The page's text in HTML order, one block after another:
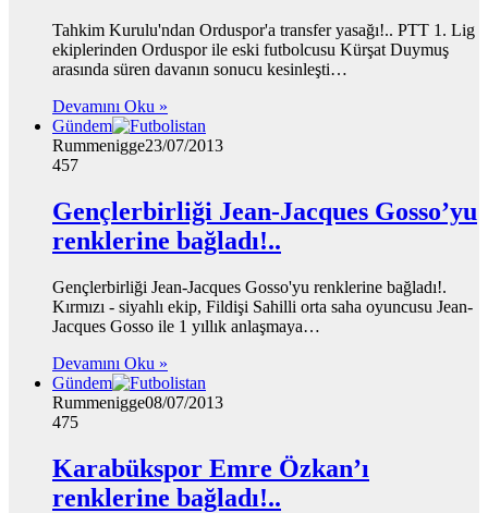
Tahkim Kurulu'ndan Orduspor'a transfer yasağı!.. PTT 1. Lig
ekiplerinden Orduspor ile eski futbolcusu Kürşat Duymuş
arasında süren davanın sonucu kesinleşti…
Devamını Oku »
Gündem
Rummenigge23/07/2013
457
Gençlerbirliği Jean-Jacques Gosso’yu
renklerine bağladı!..
Gençlerbirliği Jean-Jacques Gosso'yu renklerine bağladı!.
Kırmızı - siyahlı ekip, Fildişi Sahilli orta saha oyuncusu Jean-
Jacques Gosso ile 1 yıllık anlaşmaya…
Devamını Oku »
Gündem
Rummenigge08/07/2013
475
Karabükspor Emre Özkan’ı
renklerine bağladı!..